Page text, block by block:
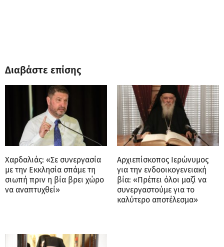
Διαβάστε επίσης
Χαρδαλιάς: «Σε συνεργασία
με την Εκκλησία σπάμε τη
σιωπή πριν η βία βρει χώρο
να αναπτυχθεί»
Αρχιεπίσκοπος Ιερώνυμος
για την ενδοοικογενειακή
βία: «Πρέπει όλοι μαζί να
συνεργαστούμε για το
καλύτερο αποτέλεσμα»